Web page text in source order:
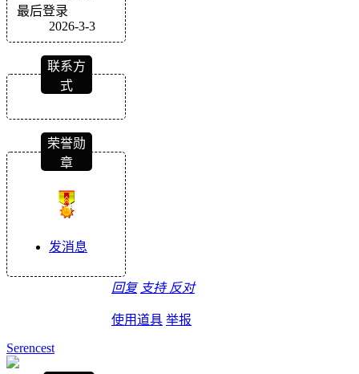
最后登录
2026-3-3
联系方
式
荣誉勋
章
发消息
回复 支持 反对
使用道具 举报
Serencest